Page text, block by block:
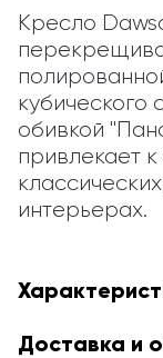
Кресло
кубического
обивкой
привлекает
интерьерах.
Доставка и